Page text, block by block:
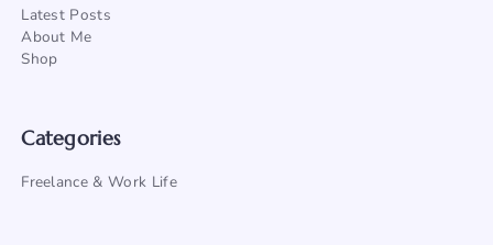
Latest Posts
About Me
Shop
Categories
Freelance & Work Life